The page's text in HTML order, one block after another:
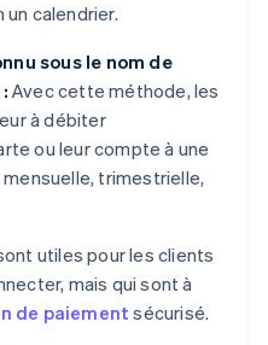
calendrier.
sous le nom de
Avec cette méthode, les
à débiter
ou leur compte à une
trimestrielle,
utiles pour les clients
mais qui sont à
de paiementsécurisé.